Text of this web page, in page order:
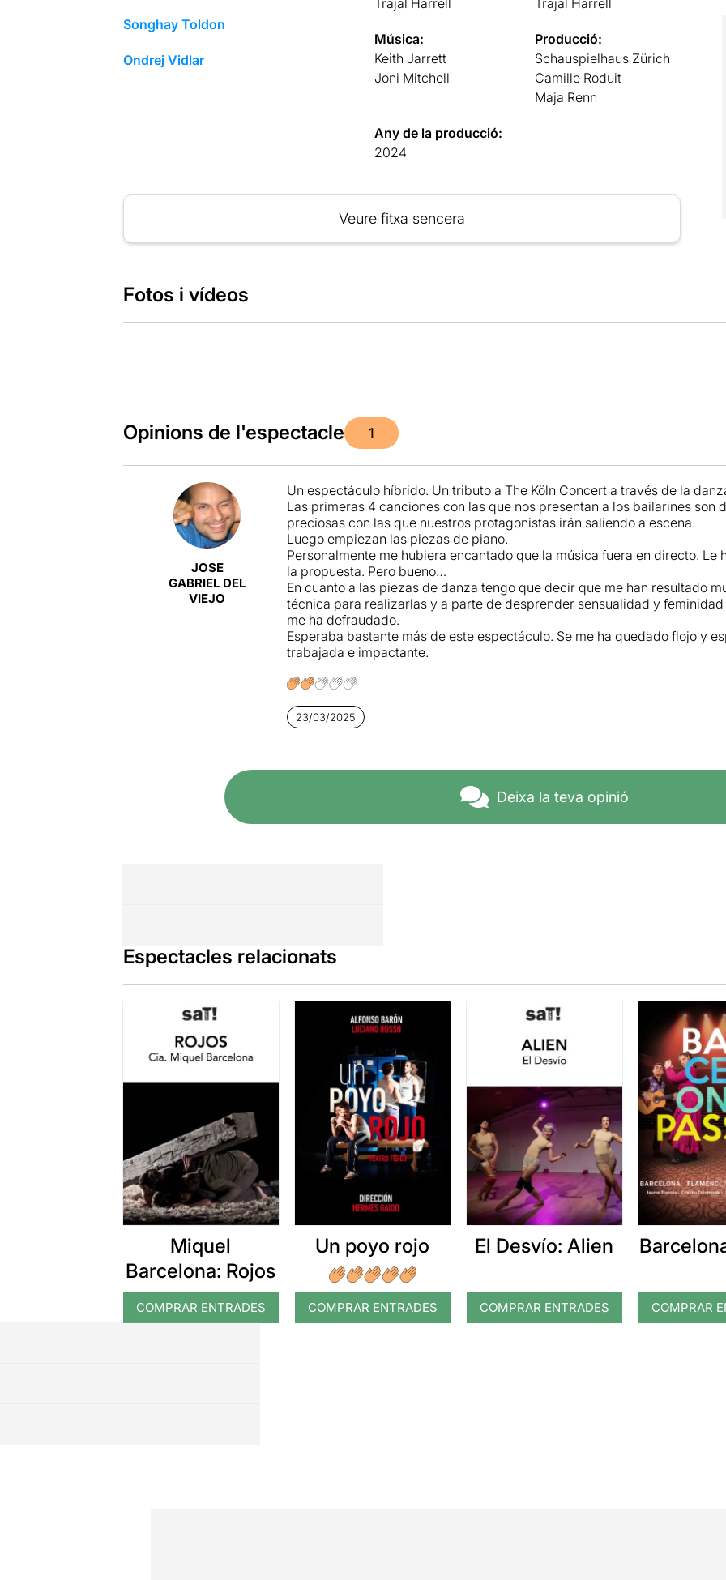
Songhay Toldon
Ondrej Vidlar
Música:
Keith Jarrett
Joni Mitchell
Producció:
Schauspielhaus Zürich
Camille Roduit
Maja Renn
Any de la producció:
2024
Veure fitxa sencera
Fotos i vídeos
Opinions de l'espectacle 1
JOSE
GABRIEL DEL
VIEJO
Un espectáculo híbrido. Un tributo a The Köln Concert a través de la
Las primeras 4 canciones con las que nos presentan a los bailarines son
preciosas con las que nuestros protagonistas irán saliendo a escena.
Luego empiezan las piezas de piano.
Personalmente me hubiera encantado que la música fuera en directo. Le
la propuesta. Pero bueno…
En cuanto a las piezas de danza tengo que decir que me han resultado
técnica para realizarlas y a parte de desprender sensualidad y
me ha defraudado.
Esperaba bastante más de este espectáculo. Se me ha quedado flojo y
trabajada e impactante.
23/03/2025
Deixa la teva opinió
Espectacles relacionats
Miquel
Barcelona: Rojos
COMPRAR ENTRADES
Un poyo rojo
COMPRAR ENTRADES
El Desvío: Alien
COMPRAR ENTRADES COMPRAR